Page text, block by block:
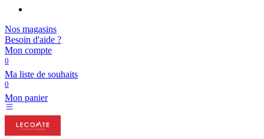
Nos magasins
Besoin d'aide ?
Mon compte
0
Ma liste de souhaits
0
Mon panier